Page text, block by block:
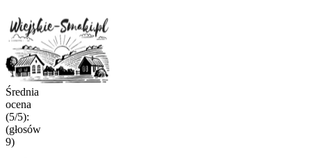
Średnia
ocena
(5/5):
(głosów
9)